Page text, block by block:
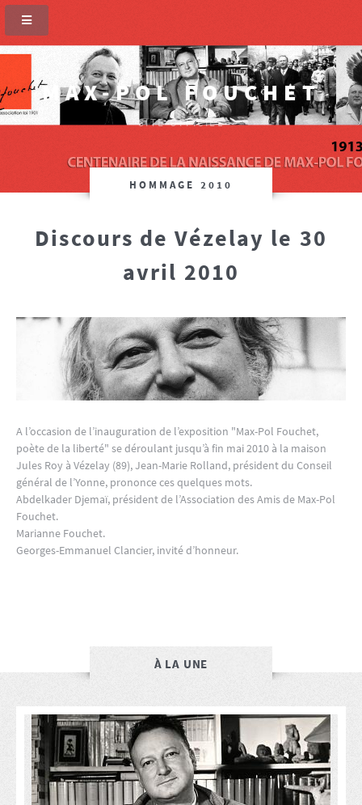
MAX-POL FOUCHET
SITE OFFICIEL
HOMMAGE 2010
Discours de Vézelay le 30
avril 2010
A l’occasion de l’inauguration de l’exposition "Max-Pol Fouchet,
poète de la liberté" se déroulant jusqu’à fin mai 2010 à la maison
Jules Roy à Vézelay (89), Jean-Marie Rolland, président du Conseil
général de l’Yonne, prononce ces quelques mots.
Abdelkader Djemaï, président de l’Association des Amis de Max-Pol
Fouchet.
Marianne Fouchet.
Georges-Emmanuel Clancier, invité d’honneur.
À LA UNE